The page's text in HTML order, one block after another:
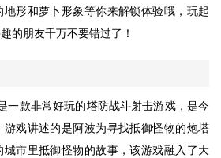
地形和萝卜形象等你来解锁体验哦，玩起
的朋友千万不要错过了！
一款非常好玩的塔防战斗射击游戏，是今
戏讲述的是阿波为寻找抵御怪物的炮塔
市里抵御怪物的故事，该游戏融入了大